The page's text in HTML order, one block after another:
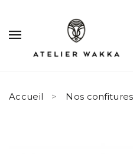
Accueil Nos confitures